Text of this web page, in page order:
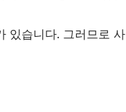
있습니다. 그러므로 사